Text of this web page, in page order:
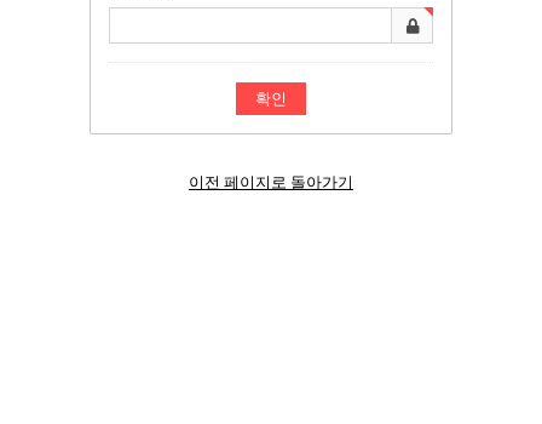
이전 페이지로 돌아가기